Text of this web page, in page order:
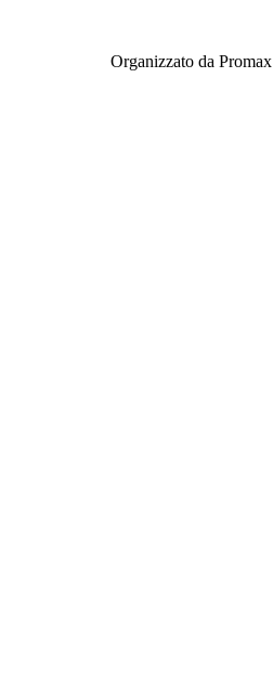
Organizzato da Promax